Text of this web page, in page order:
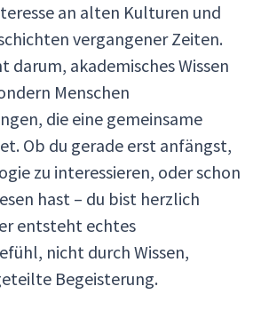
an alten Kulturen und
vergangener Zeiten.
darum, akademisches Wissen
Menschen
die eine gemeinsame
Ob du gerade erst anfängst,
zu interessieren, oder schon
hast – du bist herzlich
entsteht echtes
nicht durch Wissen,
Begeisterung.